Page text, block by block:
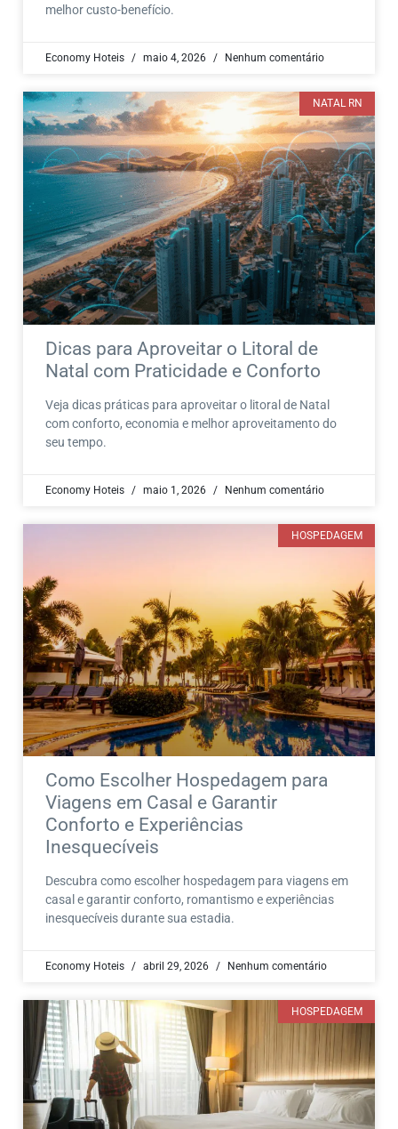
melhor custo-benefício.
Economy Hoteis maio 4, 2026 Nenhum comentário
NATAL RN
Dicas para Aproveitar o Litoral de
Natal com Praticidade e Conforto
Veja dicas práticas para aproveitar o litoral de Natal
com conforto, economia e melhor aproveitamento do
seu tempo.
Economy Hoteis maio 1, 2026 Nenhum comentário
HOSPEDAGEM
Como Escolher Hospedagem para
Viagens em Casal e Garantir
Conforto e Experiências
Inesquecíveis
Descubra como escolher hospedagem para viagens em
casal e garantir conforto, romantismo e experiências
inesquecíveis durante sua estadia.
Economy Hoteis abril 29, 2026 Nenhum comentário
HOSPEDAGEM